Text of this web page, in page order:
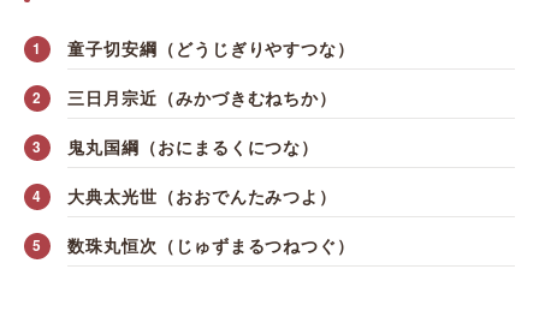
童子切安綱（どうじぎりやすつな）
三日月宗近（みかづきむねちか）
鬼丸国綱（おにまるくにつな）
大典太光世（おおでんたみつよ）
数珠丸恒次（じゅずまるつねつぐ）